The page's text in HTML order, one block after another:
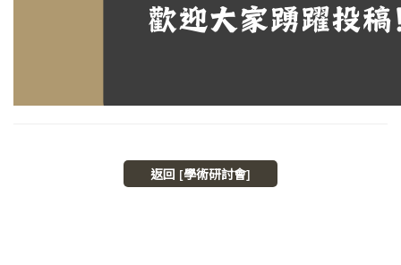
返回 [學術研討會]